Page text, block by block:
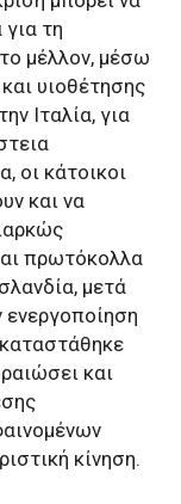
τη
μέλλον, μέσω
υιοθέτησης
Ιταλία, για
οι κάτοικοι
και να
πρωτόκολλα
μετά
και
κίνηση.